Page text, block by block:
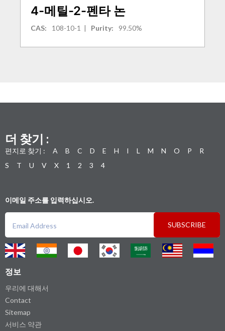
4-메틸-2-펜타 논
CAS: 108-10-1 | Purity: 99.50%
더 찾기 :
편지로 찾기 : A B C D E H I L M N O P
R
S
T U V X 1 2 3 4
이메일 주소를 입력하십시오.
SUBSCRIBE
정보
우리에 대해서
Contact
Sitemap
서비스 약관